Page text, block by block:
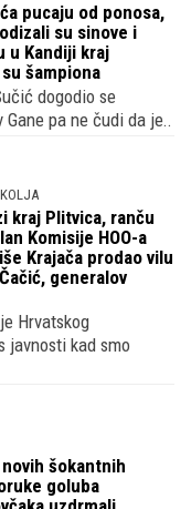
pucaju od ponosa,
su sinove i
u Kandiji kraj
šampiona
dogodio se
pa ne čudi da je..
kraj Plitvica, ranču
Komisije HOO-a
Krajača prodao vilu
generalov
Hrvatskog
javnosti kad smo
šokantnih
goluba